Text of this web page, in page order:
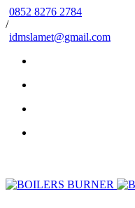
0852 8276 2784
/
idmslamet@gmail.com